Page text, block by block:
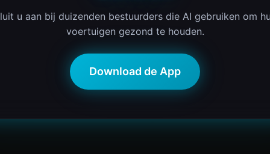
u aan bij duizenden bestuurders die AI gebruiken om
voertuigen gezond te houden.
Download de App